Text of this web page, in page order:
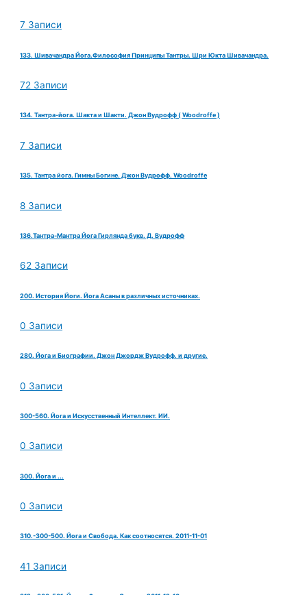
7 Записи
133. Шивачандра Йога.Философия Принципы Тантры. Шри Юкта Шивачандра.
72 Записи
134. Тантра-йога. Шакта и Шакти. Джон Вудрофф ( Woodroffe )
7 Записи
135. Тантра йога. Гимны Богине. Джон Вудрофф. Woodroffe
8 Записи
136.Тантра-Мантра Йога Гирлянда букв. Д. Вудрофф
62 Записи
200. История Йоги. Йога Асаны в различных источниках.
0 Записи
280. Йога и Биографии. Джон Джордж Вудрофф. и другие.
0 Записи
300-560. Йога и Искусственный Интеллект. ИИ.
0 Записи
300. Йога и ...
0 Записи
310.-300-500. Йога и Свобода. Как соотносятся. 2011-11-01
41 Записи